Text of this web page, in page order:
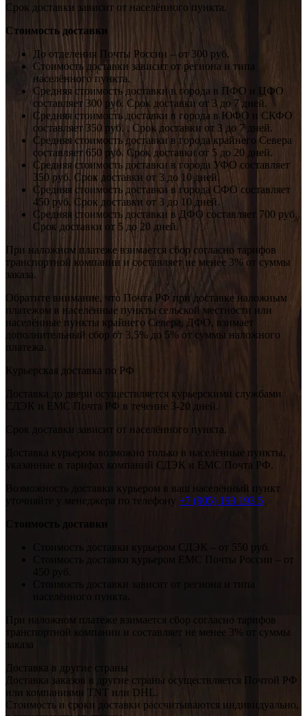
Срок доставки зависит от населённого пункта.
Стоимость доставки
До отделения Почты России – от 300 руб.
Стоимость доставки зависит от региона и типа
населённого пункта.
Средняя стоимость доставки в города в ПФО и ЦФО
составляет 300 руб. Срок доставки от 3 до 7 дней.
Средняя стоимость доставки в города в ЮФО и СКФО
составляет 350 руб. . Срок доставки от 3 до 7 дней.
Средняя стоимость доставки в города крайнего Севера
составляет 650 руб. Срок доставки от 5 до 20 дней.
Средняя стоимость доставки в города УФО составляет
350 руб. Срок доставки от 3 до 10 дней.
Средняя стоимость доставки в города СФО составляет
450 руб. Срок доставки от 3 до 10 дней.
Средняя стоимость доставки в ДФО составляет 700 руб.
Срок доставки от 5 до 20 дней.
При наложном платеже взимается сбор согласно тарифов
транспортной компании и составляет не менее 3% от суммы
заказа.
Обратите внимание, что Почта РФ при доставке наложным
платежом в населённые пункты сельской местности или
населённые пункты крайнего Севера, ДФО, взимает
дополнительный сбор от 3,5% до 5% от суммы наложного
платежа.
Курьерская доставка по РФ
Доставка до двери осуществляется курьерскими службами
СДЭК и ЕМС Почта РФ в течение 3-20 дней.
Срок доставки зависит от населённого пункта.
Доставка курьером возможно только в населённые пункты,
указанные в тарифах компаний СДЭК и ЕМС Почта РФ.
Возможность доставки курьером в ваш населённый пункт
уточняйте у менеджера по телефону +7 (905) 193 193 5
Стоимость доставки
Стоимость доставки курьером СДЭК – от 550 руб.
Стоимость доставки курьером ЕМС Почты России – от
Стоимость доставки зависит от региона и типа
населённого пункта.
При наложном платеже взимается сбор согласно тарифов
транспортной компании и составляет не менее 3% от суммы
заказа
Доставка в другие страны
Доставка заказов в другие страны осуществляется Почтой РФ
или компаниями TNT или DHL.
Стоимость и сроки доставки рассчитываются индивидуально,